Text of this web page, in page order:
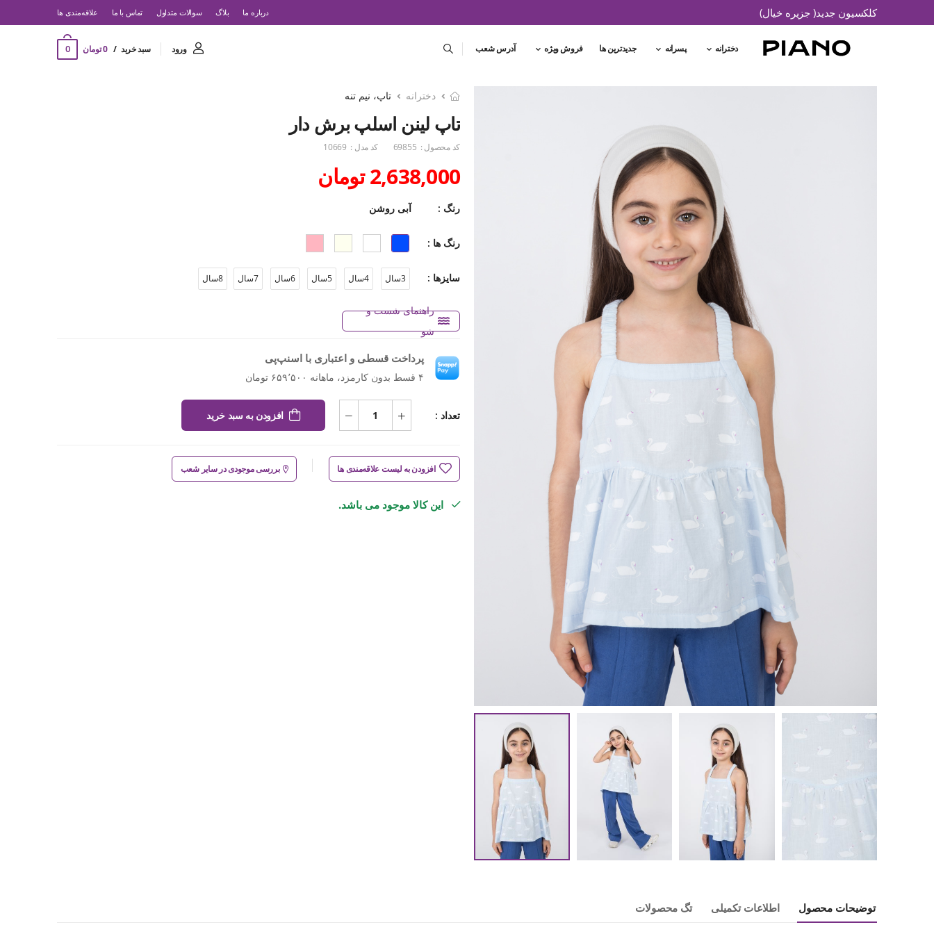
کلکسیون جدید( جزیره خیال) درباره ما بلاگ سوالات متداول تماس با ما ‌علاقه‌مندی ها
دخترانه پسرانه جدیدترین ها فروش ویژه آدرس شعب ورود سبد خرید 0 تومان 0
دخترانه تاپ، نیم تنه
تاپ لینن اسلپ برش دار
کد محصول : 69855 کد مدل : 10669
2,638,000 تومان
رنگ : آبی روشن
رنگ ها :
سایزها : 3سال 4سال 5سال 6سال 7سال 8سال
راهنمای شست و
شو
پرداخت قسطی و اعتباری با اسنپ‌پی
۴ قسط بدون کارمزد، ماهانه ۶۵۹٬۵۰۰ تومان
تعداد : افزودن به سبد خرید
افزودن به لیست علاقه‌مندی ها بررسی موجودی در سایر شعب
این کالا موجود می باشد.
توضیحات محصول اطلاعات تکمیلی تگ محصولات